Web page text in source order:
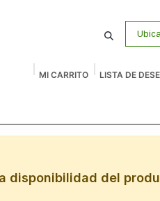
MI CARRITO LISTA DE
disponibilidad del